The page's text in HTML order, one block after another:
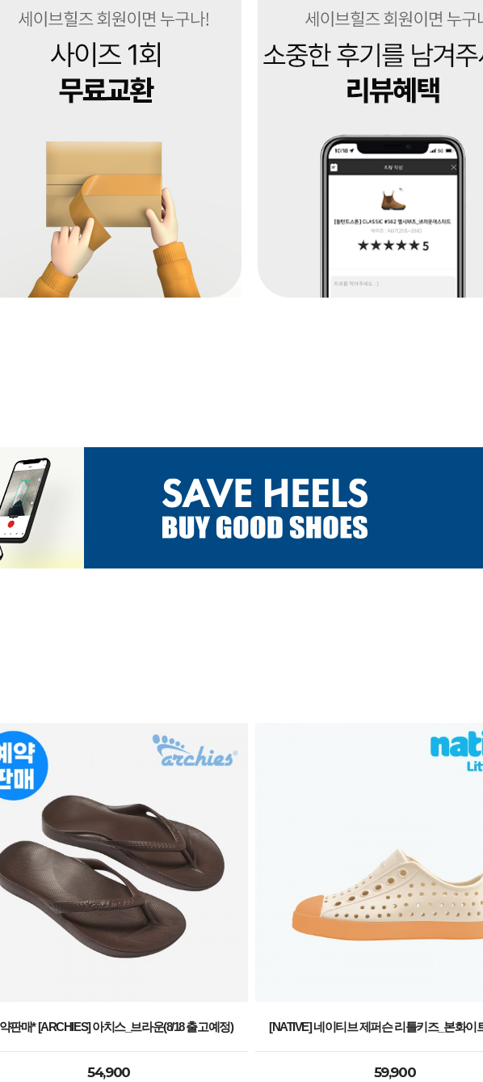
판매* [ARCHIES] 아치스_브라운(8/18 출고예정)
54,900
[NATIVE] 네이티브 제퍼슨 리틀키즈_본화이
59,900